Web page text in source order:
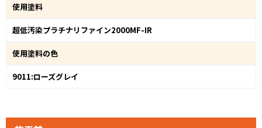
使用塗料
超低汚染プラチナリファイン2000MF-IR
使用塗料の色
9011:ローズグレイ